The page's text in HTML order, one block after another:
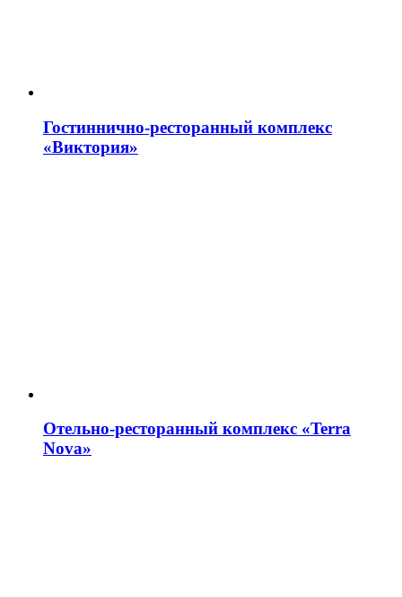
Гостиннично-ресторанный комплекс
«Виктория»
Отельно-ресторанный комплекс «Terra
Nova»